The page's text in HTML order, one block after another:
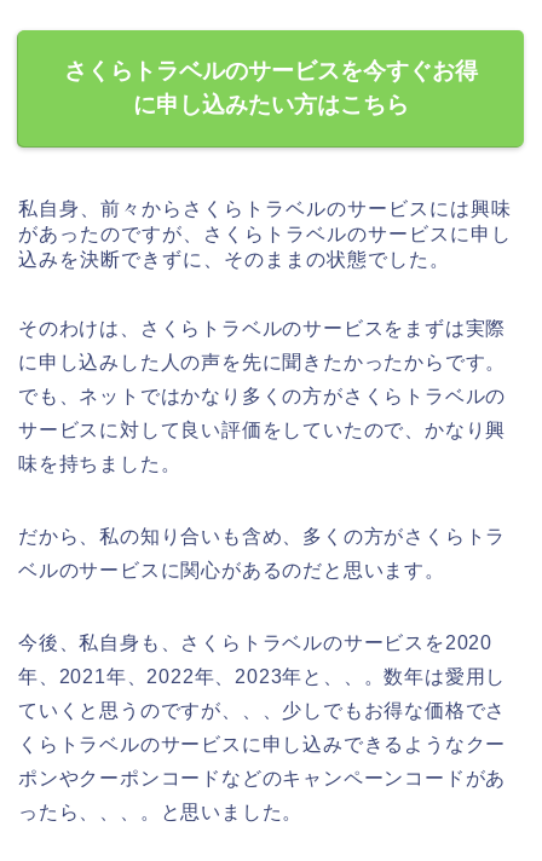
さくらトラベルのサービスを今すぐお得
に申し込みたい方はこちら
私自身、前々からさくらトラベルのサービスには興味
があったのですが、さくらトラベルのサービスに申し
込みを決断できずに、そのままの状態でした。
そのわけは、さくらトラベルのサービスをまずは実際
に申し込みした人の声を先に聞きたかったからです。
でも、ネットではかなり多くの方がさくらトラベルの
サービスに対して良い評価をしていたので、かなり興
味を持ちました。
だから、私の知り合いも含め、多くの方がさくらトラ
ベルのサービスに関心があるのだと思います。
今後、私自身も、さくらトラベルのサービスを2020
年、2021年、2022年、2023年と、、。数年は愛用し
ていくと思うのですが、、、少しでもお得な価格でさ
くらトラベルのサービスに申し込みできるようなクー
ポンやクーポンコードなどのキャンペーンコードがあ
ったら、、、。と思いました。